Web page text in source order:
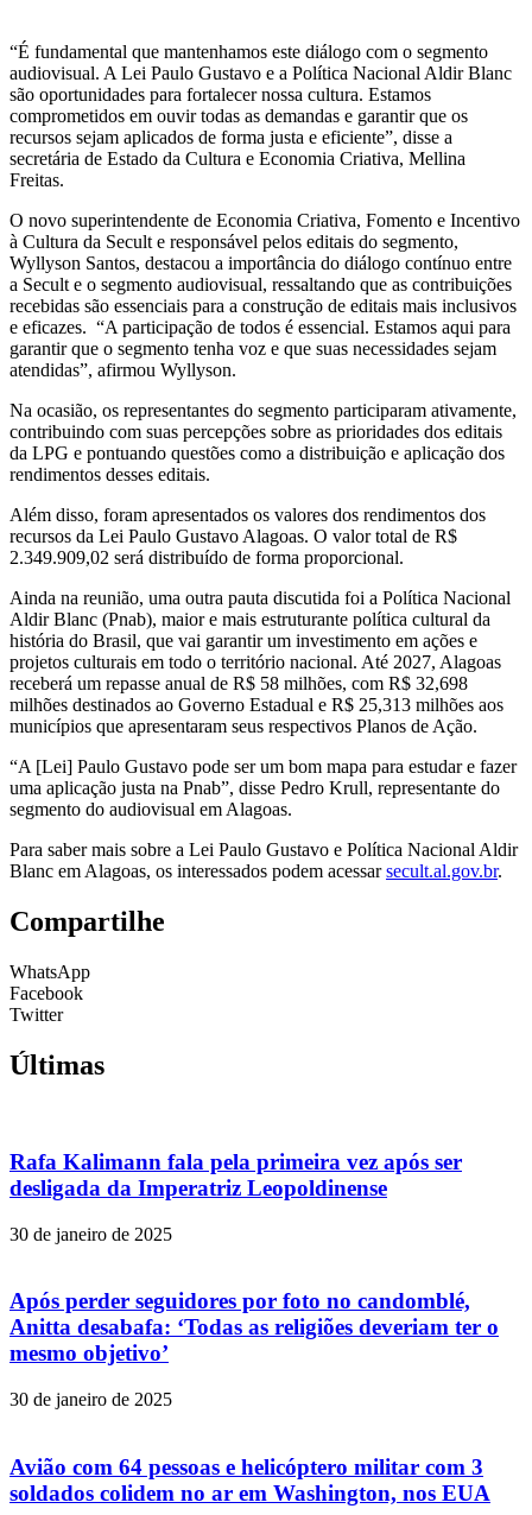
“É fundamental que mantenhamos este diálogo com o segmento
audiovisual. A Lei Paulo Gustavo e a Política Nacional Aldir Blanc
são oportunidades para fortalecer nossa cultura. Estamos
comprometidos em ouvir todas as demandas e garantir que os
recursos sejam aplicados de forma justa e eficiente”, disse a
secretária de Estado da Cultura e Economia Criativa, Mellina
Freitas.
O novo superintendente de Economia Criativa, Fomento e Incentivo
à Cultura da Secult e responsável pelos editais do segmento,
Wyllyson Santos, destacou a importância do diálogo contínuo entre
a Secult e o segmento audiovisual, ressaltando que as contribuições
recebidas são essenciais para a construção de editais mais inclusivos
e eficazes. “A participação de todos é essencial. Estamos aqui para
garantir que o segmento tenha voz e que suas necessidades sejam
atendidas”, afirmou Wyllyson.
Na ocasião, os representantes do segmento participaram ativamente,
contribuindo com suas percepções sobre as prioridades dos editais
da LPG e pontuando questões como a distribuição e aplicação dos
rendimentos desses editais.
Além disso, foram apresentados os valores dos rendimentos dos
recursos da Lei Paulo Gustavo Alagoas. O valor total de R$
2.349.909,02 será distribuído de forma proporcional.
Ainda na reunião, uma outra pauta discutida foi a Política Nacional
Aldir Blanc (Pnab), maior e mais estruturante política cultural da
história do Brasil, que vai garantir um investimento em ações e
projetos culturais em todo o território nacional. Até 2027, Alagoas
receberá um repasse anual de R$ 58 milhões, com R$ 32,698
milhões destinados ao Governo Estadual e R$ 25,313 milhões aos
municípios que apresentaram seus respectivos Planos de Ação.
“A [Lei] Paulo Gustavo pode ser um bom mapa para estudar e fazer
uma aplicação justa na Pnab”, disse Pedro Krull, representante do
segmento do audiovisual em Alagoas.
Para saber mais sobre a Lei Paulo Gustavo e Política Nacional Aldir
Blanc em Alagoas, os interessados podem acessarsecult.al.gov.br.
Compartilhe
WhatsApp
Facebook
Twitter
Últimas
Rafa Kalimann fala pela primeira vez após ser
desligada da Imperatriz Leopoldinense
30 de janeiro de 2025
Após perder seguidores por foto no candomblé,
Anitta desabafa: ‘Todas as religiões deveriam ter o
mesmo objetivo’
30 de janeiro de 2025
Avião com 64 pessoas e helicóptero militar com 3
soldados colidem no ar em Washington, nos EUA